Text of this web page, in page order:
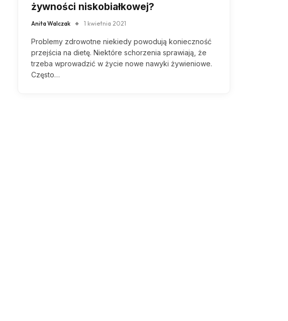
żywności niskobiałkowej?
Anita Walczak 1 kwietnia 2021
Problemy zdrowotne niekiedy powodują konieczność
przejścia na dietę. Niektóre schorzenia sprawiają, że
trzeba wprowadzić w życie nowe nawyki żywieniowe.
Często…